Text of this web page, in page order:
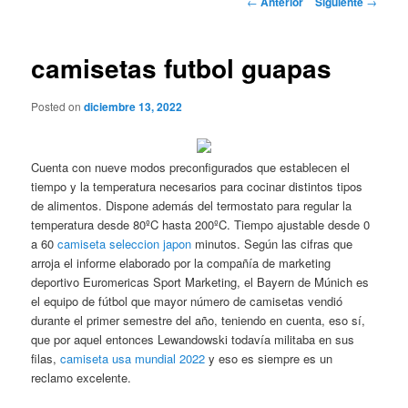
camisetas futbol guapas
Posted ondiciembre 13, 2022
Cuenta con nueve modos preconfigurados que establecen el
tiempo y la temperatura necesarios para cocinar distintos tipos
de alimentos. Dispone además del termostato para regular la
temperatura desde 80ºC hasta 200ºC. Tiempo ajustable desde 0
a 60camiseta seleccion japon minutos. Según las cifras que
arroja el informe elaborado por la compañía de marketing
deportivo Euromericas Sport Marketing, el Bayern de Múnich es
el equipo de fútbol que mayor número de camisetas vendió
durante el primer semestre del año, teniendo en cuenta, eso sí,
que por aquel entonces Lewandowski todavía militaba en sus
filas,camiseta usa mundial 2022 y eso es siempre es un
reclamo excelente.